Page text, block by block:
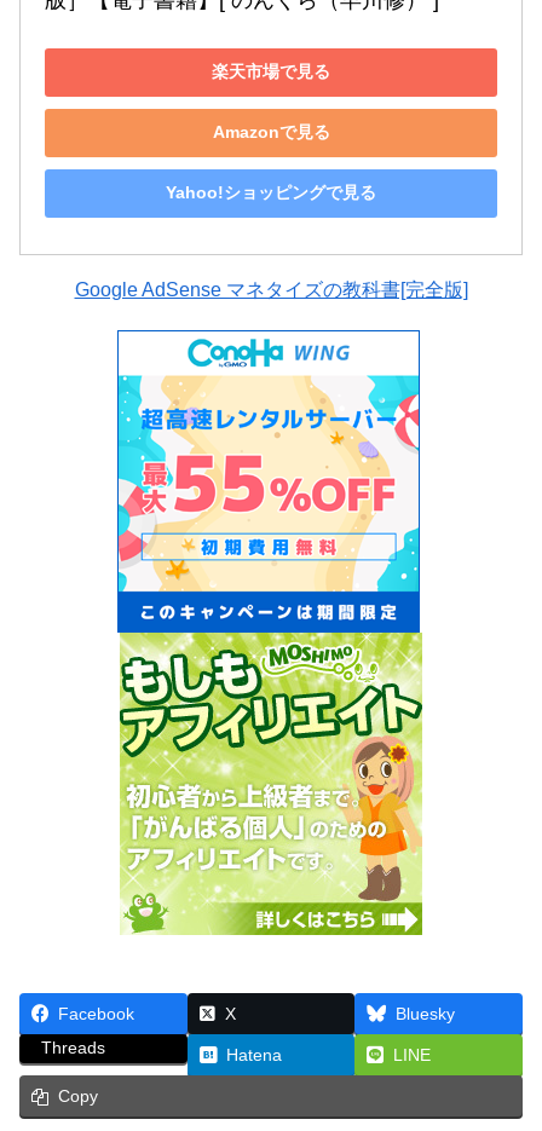
楽天市場で見る
Amazonで見る
Yahoo!ショッピングで見る
Google AdSense マネタイズの教科書[完全版]
Facebook X
Bluesky
Threads
Hatena LINE
Copy